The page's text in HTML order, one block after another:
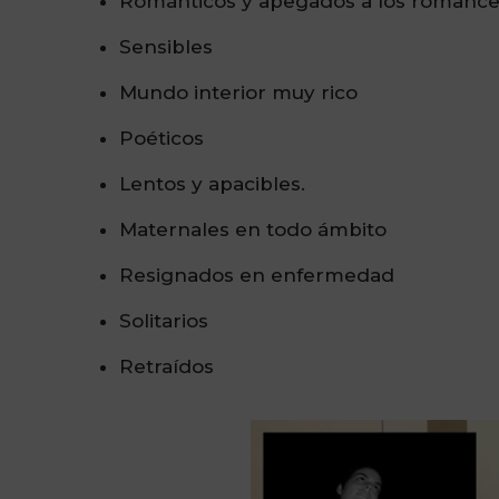
Sensibles
Mundo interior muy rico
Poéticos
Lentos y apacibles.
Maternales en todo ámbito
Resignados en enfermedad
Solitarios
Retraídos